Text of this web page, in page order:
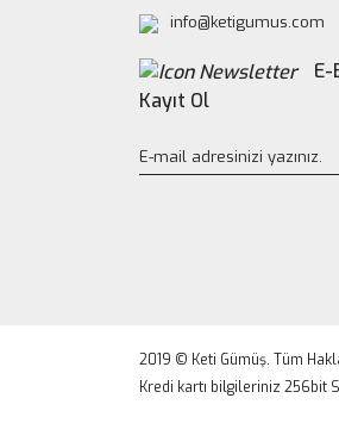
info@ketigumus.com
Kayıt Ol
2019 © Keti Gümüş. Tüm
Kredi kartı bilgileriniz 256bit